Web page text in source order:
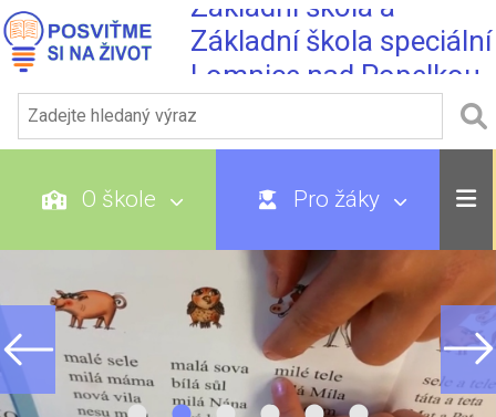
Základní škola a
Základní škola speciální
Lomnice nad Popelkou
O škole Pro žáky